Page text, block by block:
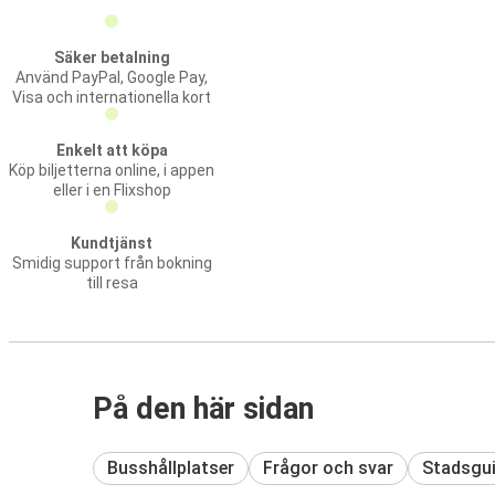
Säker betalning
Använd PayPal, Google Pay,
Visa och internationella kort
Enkelt att köpa
Köp biljetterna online, i appen
eller i en Flixshop
Kundtjänst
Smidig support från bokning
till resa
På den här sidan
Busshållplatser Frågor och svar